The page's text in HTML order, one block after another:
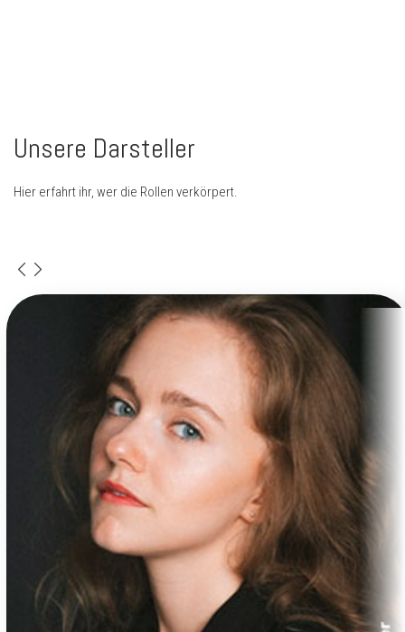
Unsere Darsteller
Hier erfahrt ihr, wer die Rollen verkörpert.